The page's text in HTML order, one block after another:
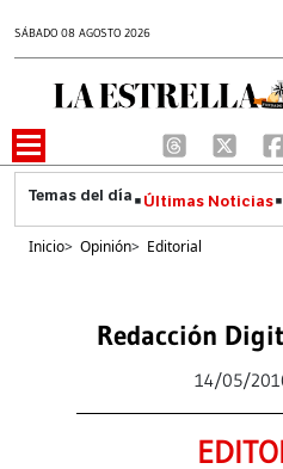
SÁBADO 08 AGOSTO 2026
Últimas Noticias
Inicio> Opinión> Editorial
Redacción
14/05/